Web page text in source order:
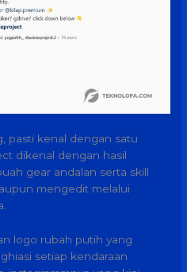
pasti kenal dengan satu
dikenal dengan hasil
gear andalan serta skill
mengedit melalui
logo rubah putih yang
setiap kendaraan